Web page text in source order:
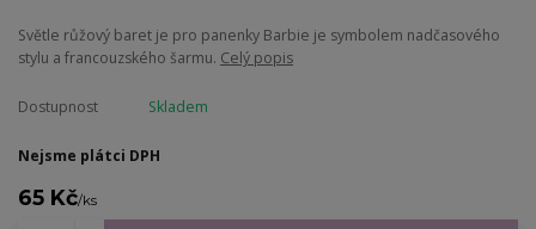
Světle růžový baret je pro panenky Barbie je symbolem nadčasového
stylu a francouzského šarmu. Celý popis
Dostupnost Skladem
Nejsme plátci DPH
65 Kč/ks